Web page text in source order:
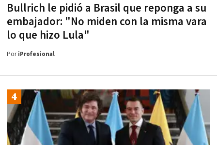
Bullrich le pidió a Brasil que reponga a su
embajador: "No miden con la misma vara
lo que hizo Lula"
PoriProfesional